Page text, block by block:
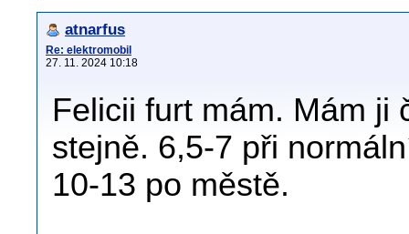
atnarfus
Re: elektromobil
27. 11. 2024 10:18
Felicii furt mám. Mám ji
stejně. 6,5-7 při
10-13 po městě.